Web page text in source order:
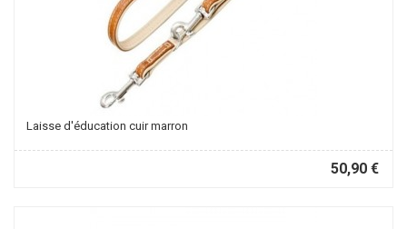
Laisse d'éducation cuir marron
50,90 €